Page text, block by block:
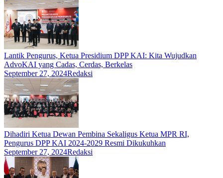
Lantik Pengurus, Ketua Presidium DPP KAI: Kita Wujudkan
AdvoKAI yang Cadas, Cerdas, Berkelas
September 27, 2024Redaksi
Dihadiri Ketua Dewan Pembina Sekaligus Ketua MPR RI,
Pengurus DPP KAI 2024-2029 Resmi Dikukuhkan
September 27, 2024Redaksi